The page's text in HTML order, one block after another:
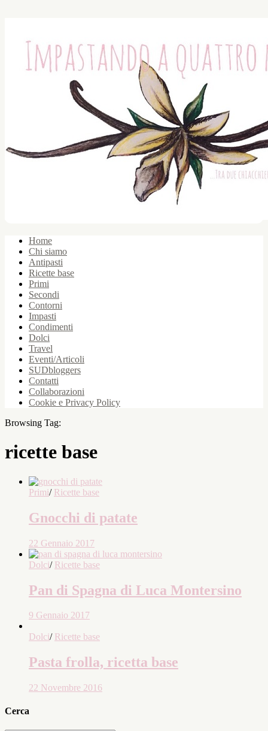
Home
Chi siamo
Antipasti
Ricette base
Primi
Secondi
Contorni
Impasti
Condimenti
Dolci
Travel
Eventi/Articoli
SUDbloggers
Contatti
Collaborazioni
Cookie e Privacy Policy
Browsing Tag:
ricette base
Primi/ Ricette base
Gnocchi di patate
22 Gennaio 2017
Dolci/ Ricette base
Pan di Spagna di Luca Montersino
9 Gennaio 2017
Dolci/ Ricette base
Pasta frolla, ricetta base
22 Novembre 2016
Cerca